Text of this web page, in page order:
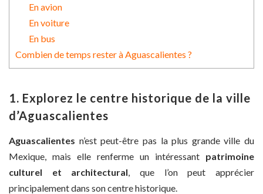
En avion
En voiture
En bus
Combien de temps rester à Aguascalientes ?
1. Explorez le centre historique de la ville
d’Aguascalientes
Aguascalientes n’est peut-être pas la plus grande ville du
Mexique, mais elle renferme un intéressant patrimoine
culturel et architectural , que l’on peut apprécier
principalement dans son centre historique.